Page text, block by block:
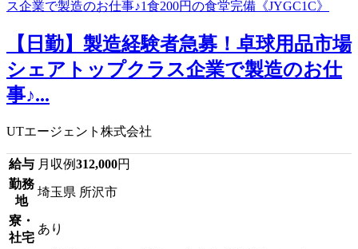
【日勤】製造経験者急募！卓球用品市場
シェアトップクラス企業で製造のお仕
事♪...
UTエージェント株式会社
給与 月収例312,000円
勤務
地
埼玉県 所沢市
寮・
社宅
あり